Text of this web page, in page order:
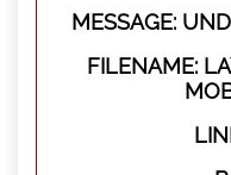
MESSAGE:
FILENAME: